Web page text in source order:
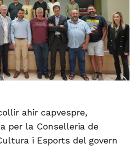
ahir capvespre,
per la Conselleria de
i Esports del govern